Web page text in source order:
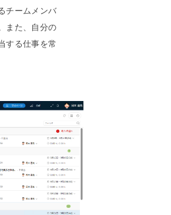
チームメンバ
また、自分の
する仕事を常